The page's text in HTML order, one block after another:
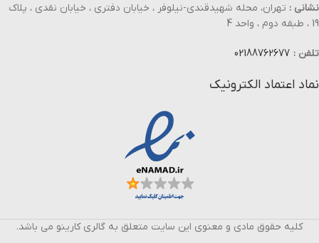
نشانی : تهران، محله شهیدقندی-نیلوفر ، خیابان دفتری ، خیابان نقدی ، پلاک
19 ، طبقه دوم ، واحد 4
تلفن : 02188762677
نماد اعتماد الکترونیک
کلیه حقوق مادی و معنوی این سایت متعلق به گالری کارینو می باشد.